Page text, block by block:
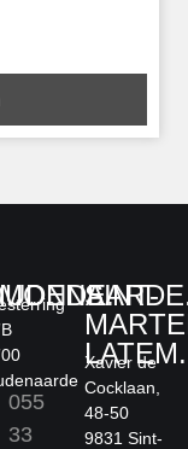
055
33
SINT-
LATEM.
Xavier de
Cocklaan,
48-50
9831 Sint-